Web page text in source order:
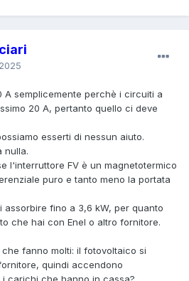
A semplicemente perchè i circuiti a
20 A, pertanto quello ci deve
esserti di nessun aiuto.
nulla.
l'interruttore FV è un magnetotermico
puro e tanto meno la portata
fino a 3,6 kW, per quanto
che hai con Enel o altro fornitore.
fanno molti: il fotovoltaico si
quindi accendono